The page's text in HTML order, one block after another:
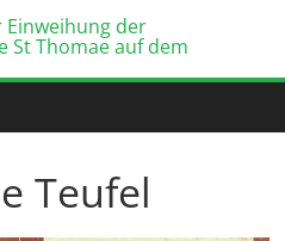
der
St Thomae auf dem
Teufel